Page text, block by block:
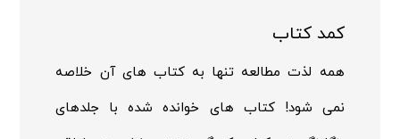
کمد کتاب
همه لذت مطالعه تنها به کتاب های آن خلاصه
نمی شود! کتاب های خوانده شده با جلدهای